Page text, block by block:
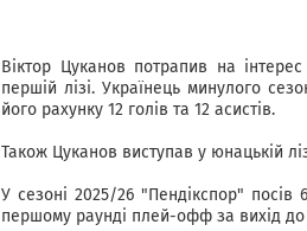
Віктор Цуканов потрапив на
першій лізі. Українець минулого
його рахунку 12 голів та 12 асистів.
Також Цуканов виступав у юнацькій
У сезоні 2025/26 "Пендікспор" посів
першому раунді плей-офф за вихід до